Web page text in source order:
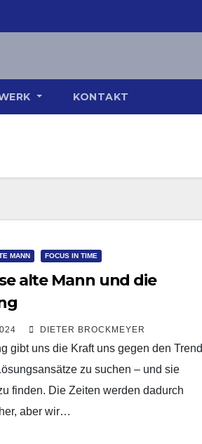
KONTAKT
MANN FOCUS IN TIME
alte Mann und die
DIETER BROCKMEYER
gibt uns die Kraft uns gegen den Trend
zu suchen – und sie
finden. Die Zeiten werden dadurch
aber wir…